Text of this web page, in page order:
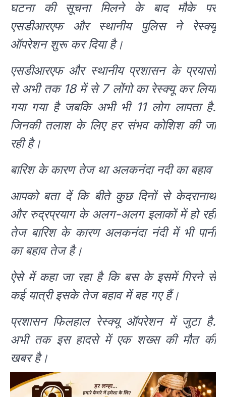
घटना की सूचना मिलने के बाद मौके पर
एसडीआरएफ और स्थानीय पुलिस ने रेस्क्यू
ऑपरेशन शुरू कर दिया है।
एसडीआरएफ और स्थानीय प्रशासन के प्रयासों
से अभी तक 18 में से 7 लोंगो का रेस्क्यू कर लिया
गया गया है जबकि अभी भी 11 लोग लापता है.
जिनकी तलाश के लिए हर संभव कोशिश की जा
रही है।
बारिश के कारण तेज था अलकनंदा नदी का बहाव
आपको बता दें कि बीते कुछ दिनों से केदरानाथ
और रुद्रप्रयाग के अलग-अलग इलाकों में हो रही
तेज बारिश के कारण अलकनंदा नंदी में भी पानी
का बहाव तेज है।
ऐसे में कहा जा रहा है कि बस के इसमें गिरने से
कई यात्री इसके तेज बहाव में बह गए हैं।
प्रशासन फिलहाल रेस्क्यू ऑपरेशन में जुटा है.
अभी तक इस हादसे में एक शख्स की मौत की
खबर है।